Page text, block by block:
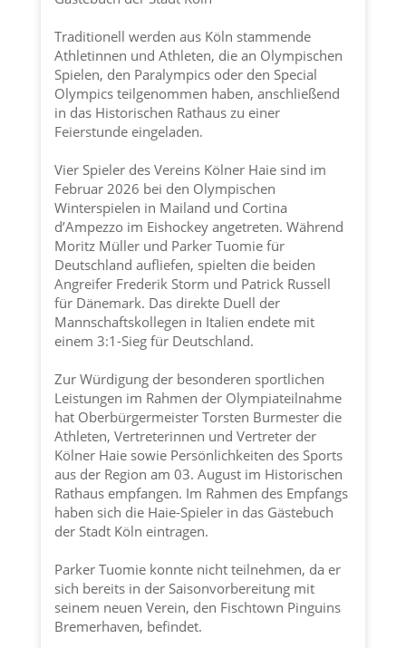
Traditionell werden aus Köln stammende
Athletinnen und Athleten, die an Olympischen
Spielen, den Paralympics oder den Special
Olympics teilgenommen haben, anschließend
in das Historischen Rathaus zu einer
Feierstunde eingeladen.
Vier Spieler des Vereins Kölner Haiesind im
Februar 2026 bei den Olympischen
Winterspielen in Mailand und Cortina
d’Ampezzo im Eishockey angetreten. Während
Moritz Müller und Parker Tuomie für
Deutschland aufliefen, spielten die beiden
Angreifer Frederik Storm und Patrick Russell
für Dänemark. Das direkte Duell der
Mannschaftskollegen in Italien endete mit
einem 3:1-Sieg für Deutschland.
Zur Würdigung der besonderen sportlichen
Leistungen im Rahmen der Olympiateilnahme
hat Oberbürgermeister Torsten Burmester die
Athleten, Vertreterinnen und Vertreter der
Kölner Haiesowie Persönlichkeiten des Sports
aus der Region am 03. August im Historischen
Rathaus empfangen. Im Rahmen des Empfangs
haben sich die Haie-Spieler in das Gästebuch
der Stadt Köln eintragen.
Parker Tuomie konnte nicht teilnehmen, da er
sich bereits in der Saisonvorbereitung mit
seinem neuen Verein, den Fischtown Pinguins
Bremerhaven, befindet.